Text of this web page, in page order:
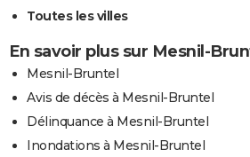
Toutes les villes
En savoir plus sur Mesnil-
Mesnil-Bruntel
Avis de décès à Mesnil-Bruntel
Délinquance à Mesnil-Bruntel
Inondations à Mesnil-Bruntel